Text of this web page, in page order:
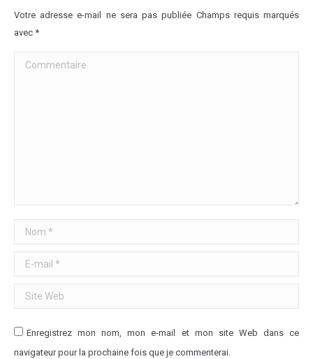
Votre adresse e-mail ne sera pas publiée Champs requis marqués
avec *
Commentaire
Nom *
E-mail *
Site Web
Enregistrez mon nom, mon e-mail et mon site Web dans ce
navigateur pour la prochaine fois que je commenterai.